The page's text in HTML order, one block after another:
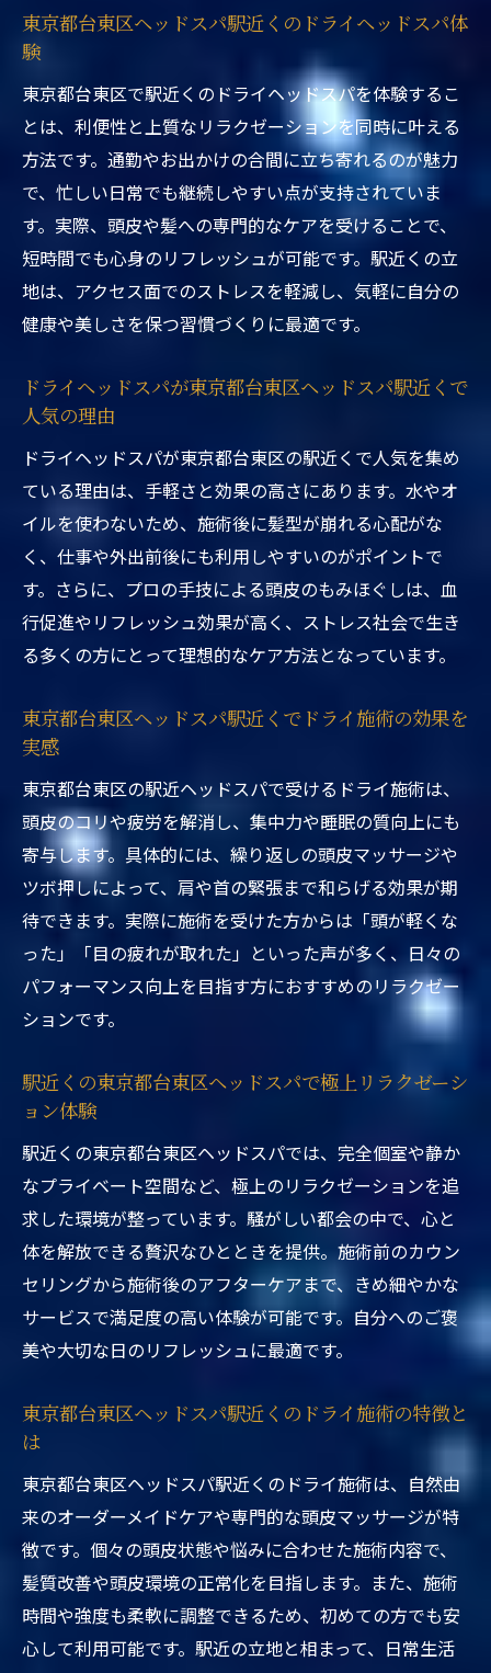
の選び方
東京都台東区ヘッドスパ駅近くで失敗しな
い店舗選びのコツ
理想の東京都台東区ヘッドスパ駅近くに出
会うポイント
東京都台東区ヘッドスパ駅近くで満足度の
高い店とは
駅近東京都台東区ヘッドスパ選びで注目す
べき点
東京都台東区ヘッドスパ駅近くで心身を癒
す施術体験
駅近くで叶う東京都台東区ヘッドスパの癒
し時間
東京都台東区ヘッドスパ駅近くで癒しの効
果を実感
心身のリフレッシュに東京都台東区ヘッド
スパ駅近く
東京都台東区ヘッドスパ駅近くで見つかる
駅近東京都台東区ヘッドスパで心身バラン
東京都台東区ヘッドスパ駅近くのドライヘッドスパ体
験
東京都台東区で駅近くのドライヘッドスパを体験するこ
とは、利便性と上質なリラクゼーションを同時に叶える
方法です。通勤やお出かけの合間に立ち寄れるのが魅力
で、忙しい日常でも継続しやすい点が支持されていま
す。実際、頭皮や髪への専門的なケアを受けることで、
短時間でも心身のリフレッシュが可能です。駅近くの立
地は、アクセス面でのストレスを軽減し、気軽に自分の
健康や美しさを保つ習慣づくりに最適です。
ドライヘッドスパが東京都台東区ヘッドスパ駅近くで
人気の理由
ドライヘッドスパが東京都台東区の駅近くで人気を集め
ている理由は、手軽さと効果の高さにあります。水やオ
イルを使わないため、施術後に髪型が崩れる心配がな
く、仕事や外出前後にも利用しやすいのがポイントで
す。さらに、プロの手技による頭皮のもみほぐしは、血
行促進やリフレッシュ効果が高く、ストレス社会で生き
る多くの方にとって理想的なケア方法となっています。
東京都台東区ヘッドスパ駅近くでドライ施術の効果を
実感
東京都台東区の駅近ヘッドスパで受けるドライ施術は、
頭皮のコリや疲労を解消し、集中力や睡眠の質向上にも
寄与します。具体的には、繰り返しの頭皮マッサージや
ツボ押しによって、肩や首の緊張まで和らげる効果が期
待できます。実際に施術を受けた方からは「頭が軽くな
った」「目の疲れが取れた」といった声が多く、日々の
パフォーマンス向上を目指す方におすすめのリラクゼー
ションです。
駅近くの東京都台東区ヘッドスパで極上リラクゼーシ
ョン体験
駅近くの東京都台東区ヘッドスパでは、完全個室や静か
なプライベート空間など、極上のリラクゼーションを追
求した環境が整っています。騒がしい都会の中で、心と
体を解放できる贅沢なひとときを提供。施術前のカウン
セリングから施術後のアフターケアまで、きめ細やかな
サービスで満足度の高い体験が可能です。自分へのご褒
美や大切な日のリフレッシュに最適です。
東京都台東区ヘッドスパ駅近くのドライ施術の特徴と
は
東京都台東区ヘッドスパ駅近くのドライ施術は、自然由
来のオーダーメイドケアや専門的な頭皮マッサージが特
徴です。個々の頭皮状態や悩みに合わせた施術内容で、
髪質改善や頭皮環境の正常化を目指します。また、施術
時間や強度も柔軟に調整できるため、初めての方でも安
心して利用可能です。駅近の立地と相まって、日常生活